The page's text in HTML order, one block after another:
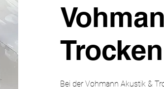
Bei der Vohmann Akustik &